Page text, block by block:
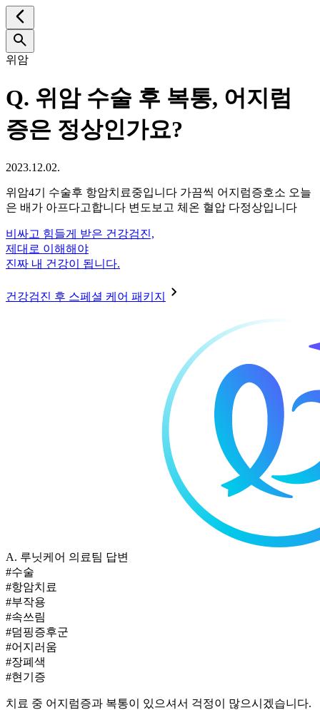
위암
Q. 위암 수술 후 복통, 어지럼
증은 정상인가요?
2023.12.02.
위암4기 수술후 항암치료중입니다 가끔씩 어지럼증호소 오늘
은 배가 아프다고합니다 변도보고 체온 혈압 다정상입니다
비싸고 힘들게 받은 건강검진,
제대로 이해해야
진짜 내 건강이 됩니다.
건강검진 후 스페셜 케어 패키지
A. 루닛케어 의료팀 답변
#수술
#항암치료
#부작용
#속쓰림
#덤핑증후군
#어지러움
#장폐색
#현기증
치료 중 어지럼증과 복통이 있으셔서 걱정이 많으시겠습니다.